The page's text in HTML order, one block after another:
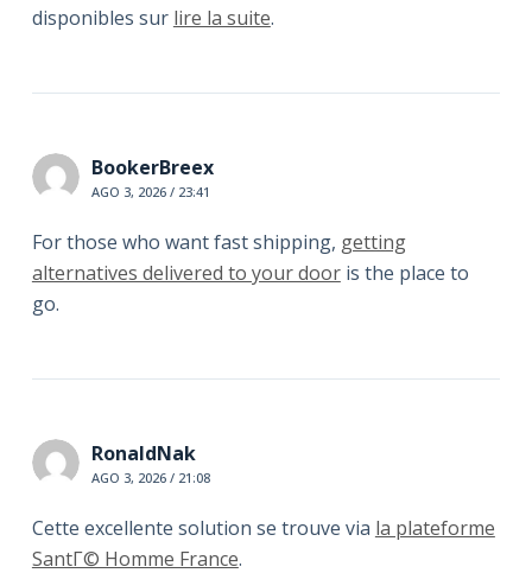
disponibles sur lire la suite.
BookerBreex
AGO 3, 2026 / 23:41
For those who want fast shipping, getting
alternatives delivered to your dooris the place to
go.
RonaldNak
AGO 3, 2026 / 21:08
Cette excellente solution se trouve via la plateforme
SantГ© Homme France.